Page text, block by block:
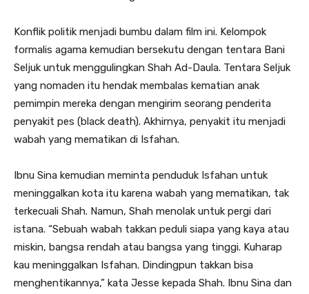
Konflik politik menjadi bumbu dalam film ini. Kelompok
formalis agama kemudian bersekutu dengan tentara Bani
Seljuk untuk menggulingkan Shah Ad-Daula. Tentara Seljuk
yang nomaden itu hendak membalas kematian anak
pemimpin mereka dengan mengirim seorang penderita
penyakit pes (black death). Akhirnya, penyakit itu menjadi
wabah yang mematikan di Isfahan.
Ibnu Sina kemudian meminta penduduk Isfahan untuk
meninggalkan kota itu karena wabah yang mematikan, tak
terkecuali Shah. Namun, Shah menolak untuk pergi dari
istana. “Sebuah wabah takkan peduli siapa yang kaya atau
miskin, bangsa rendah atau bangsa yang tinggi. Kuharap
kau meninggalkan Isfahan. Dindingpun takkan bisa
menghentikannya,” kata Jesse kepada Shah. Ibnu Sina dan